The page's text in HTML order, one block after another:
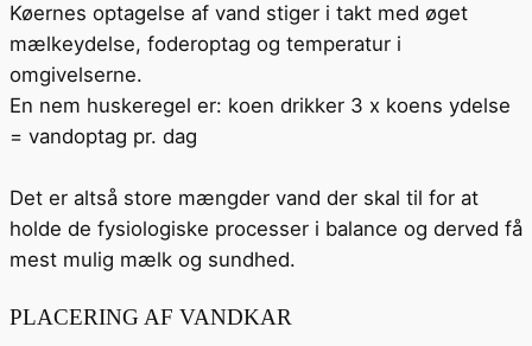
Køernes optagelse af vand stiger i takt med øget
mælkeydelse, foderoptag og temperatur i
omgivelserne.
En nem huskeregel er: koen drikker 3 x koens ydelse
= vandoptag pr. dag
Det er altså store mængder vand der skal til for at
holde de fysiologiske processer i balance og derved få
mest mulig mælk og sundhed.
PLACERING AF VANDKAR